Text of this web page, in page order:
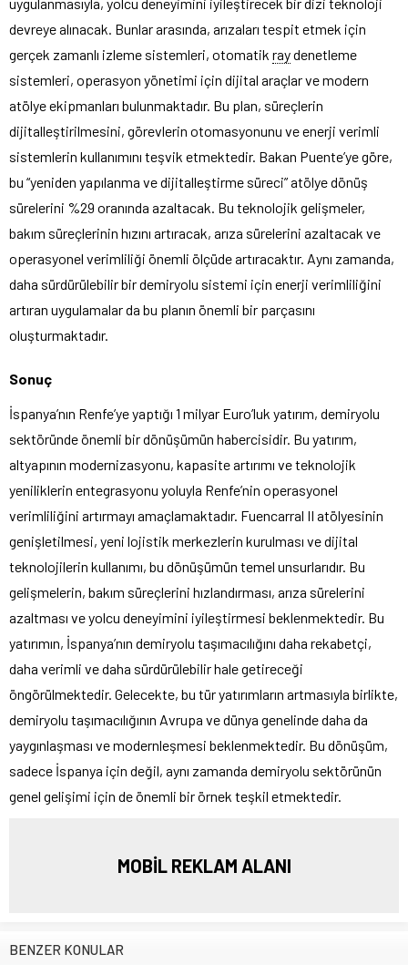
devreye alınacak. Bunlar arasında, arızaları tespit etmek için
gerçek zamanlı izleme sistemleri, otomatik raydenetleme
sistemleri, operasyon yönetimi için dijital araçlar ve modern
atölye ekipmanları bulunmaktadır. Bu plan, süreçlerin
dijitalleştirilmesini, görevlerin otomasyonunu ve enerji verimli
sistemlerin kullanımını teşvik etmektedir. Bakan Puente’ye göre,
bu “yeniden yapılanma ve dijitalleştirme süreci” atölye dönüş
sürelerini %29 oranında azaltacak. Bu teknolojik gelişmeler,
bakım süreçlerinin hızını artıracak, arıza sürelerini azaltacak ve
operasyonel verimliliği önemli ölçüde artıracaktır. Aynı zamanda,
daha sürdürülebilir bir demiryolu sistemi için enerji verimliliğini
artıran uygulamalar da bu planın önemli bir parçasını
oluşturmaktadır.
Sonuç
İspanya’nın Renfe’ye yaptığı 1 milyar Euro’luk yatırım, demiryolu
sektöründe önemli bir dönüşümün habercisidir. Bu yatırım,
altyapının modernizasyonu, kapasite artırımı ve teknolojik
yeniliklerin entegrasyonu yoluyla Renfe’nin operasyonel
verimliliğini artırmayı amaçlamaktadır. Fuencarral II atölyesinin
genişletilmesi, yeni lojistik merkezlerin kurulması ve dijital
teknolojilerin kullanımı, bu dönüşümün temel unsurlarıdır. Bu
gelişmelerin, bakım süreçlerini hızlandırması, arıza sürelerini
azaltması ve yolcu deneyimini iyileştirmesi beklenmektedir. Bu
yatırımın, İspanya’nın demiryolu taşımacılığını daha rekabetçi,
daha verimli ve daha sürdürülebilir hale getireceği
öngörülmektedir. Gelecekte, bu tür yatırımların artmasıyla birlikte,
demiryolu taşımacılığının Avrupa ve dünya genelinde daha da
yaygınlaşması ve modernleşmesi beklenmektedir. Bu dönüşüm,
sadece İspanya için değil, aynı zamanda demiryolu sektörünün
genel gelişimi için de önemli bir örnek teşkil etmektedir.
MOBİL REKLAM ALANI
BENZER KONULAR